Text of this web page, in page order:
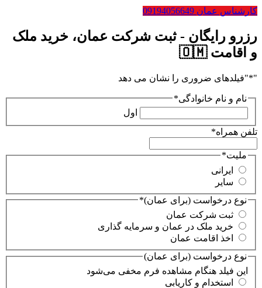
کارشناس عمان 09194056649
رزرو رایگان - ثبت شرکت عمان، خرید ملک
و اقامت 🇴🇲
"
*"فیلدهای ضروری را نشان می دهد
نام و نام خانوادگی*
اول
تلفن همراه*
ملیت*
ایرانی
سایر
نوع درخواست (برای عمان)*
ثبت شرکت عمان
خرید ملک در عمان و سرمایه گذاری
اخذ اقامت عمان
این فیلد هنگام مشاهده فرم مخفی می‌شود
نوع درخواست (برای عمان)
استخدام و کاریابی